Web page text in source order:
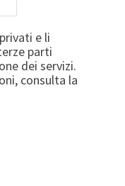
e li
parti
dei servizi.
consulta la